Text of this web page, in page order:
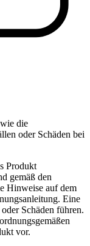
die
oder Schäden bei
Produkt
gemäß den
Hinweise auf dem
Eine
Schäden führen.
vor.